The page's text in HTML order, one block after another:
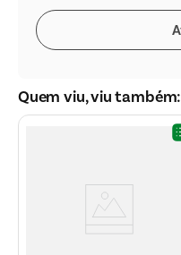
Quem viu, viu também: